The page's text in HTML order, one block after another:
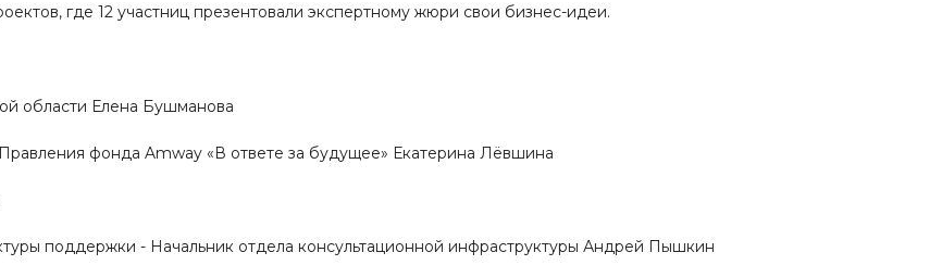
где 12 участниц презентовали экспертному жюри свои бизнес-идеи.
области Елена Бушманова
фонда Amway «В ответе за будущее» Екатерина Лёвшина
поддержки - Начальник отдела консультационной инфраструктуры Андрей Пышкин